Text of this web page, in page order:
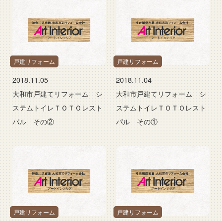
戸建リフォーム
2018.11.05
大和市戸建てリフォーム シ
ステムトイレＴＯＴＯレスト
パル その②
戸建リフォーム
2018.11.04
大和市戸建てリフォーム シ
ステムトイレＴＯＴＯレスト
パル その①
戸建リフォーム 戸建リフォーム